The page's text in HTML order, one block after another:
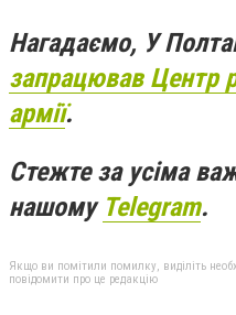
Нагадаємо, У
запрацював Центр
армії.
Стежте за усіма
нашому Telegram.
Якщо ви помітили помилку, виділіть
повідомити про це редакцію